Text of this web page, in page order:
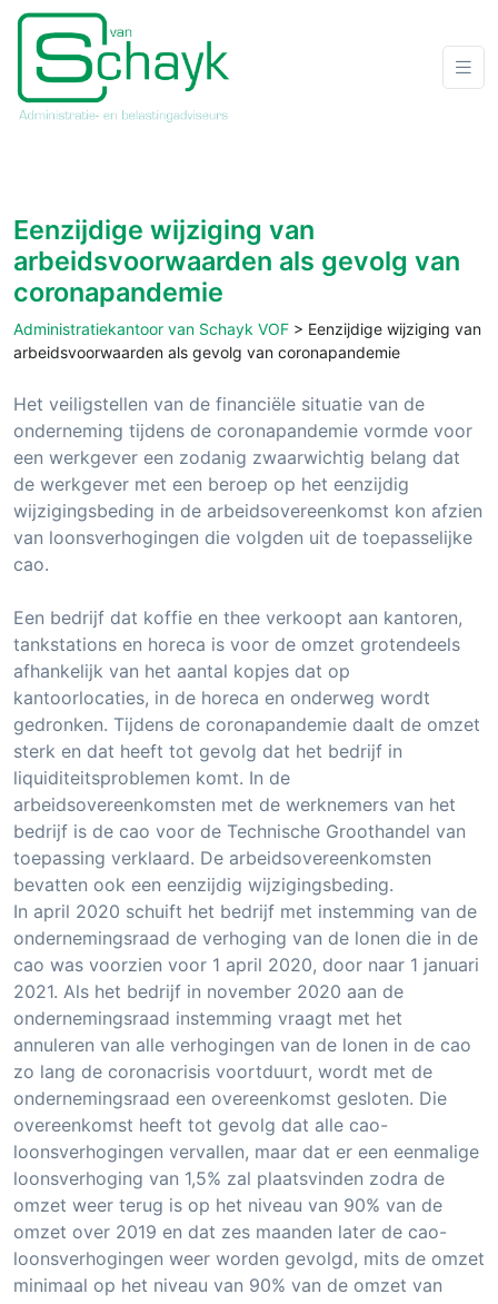
Eenzijdige wijziging van
arbeidsvoorwaarden als gevolg van
coronapandemie
Administratiekantoor van Schayk VOF > Eenzijdige wijziging van
arbeidsvoorwaarden als gevolg van coronapandemie
Het veiligstellen van de financiële situatie van de
onderneming tijdens de coronapandemie vormde voor
een werkgever een zodanig zwaarwichtig belang dat
de werkgever met een beroep op het eenzijdig
wijzigingsbeding in de arbeidsovereenkomst kon afzien
van loonsverhogingen die volgden uit de toepasselijke
cao.
Een bedrijf dat koffie en thee verkoopt aan kantoren,
tankstations en horeca is voor de omzet grotendeels
afhankelijk van het aantal kopjes dat op
kantoorlocaties, in de horeca en onderweg wordt
gedronken. Tijdens de coronapandemie daalt de omzet
sterk en dat heeft tot gevolg dat het bedrijf in
liquiditeitsproblemen komt. In de
arbeidsovereenkomsten met de werknemers van het
bedrijf is de cao voor de Technische Groothandel van
toepassing verklaard. De arbeidsovereenkomsten
bevatten ook een eenzijdig wijzigingsbeding.
In april 2020 schuift het bedrijf met instemming van de
ondernemingsraad de verhoging van de lonen die in de
cao was voorzien voor 1 april 2020, door naar 1 januari
2021. Als het bedrijf in november 2020 aan de
ondernemingsraad instemming vraagt met het
annuleren van alle verhogingen van de lonen in de cao
zo lang de coronacrisis voortduurt, wordt met de
ondernemingsraad een overeenkomst gesloten. Die
overeenkomst heeft tot gevolg dat alle cao-
loonsverhogingen vervallen, maar dat er een eenmalige
loonsverhoging van 1,5% zal plaatsvinden zodra de
omzet weer terug is op het niveau van 90% van de
omzet over 2019 en dat zes maanden later de cao-
loonsverhogingen weer worden gevolgd, mits de omzet
minimaal op het niveau van 90% van de omzet van